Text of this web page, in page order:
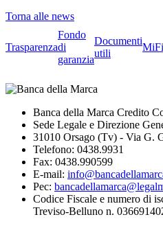
Torna alle news
Trasparenza
Fondo
di
garanzia
Documenti
utili
Banca della Marca Credito
Sede Legale e Direzione
31010 Orsago (Tv) - Via G.
Telefono: 0438.9931
Fax: 0438.990599
E-mail:
Pec:
Codice Fiscale e numero di
Treviso-Belluno n.